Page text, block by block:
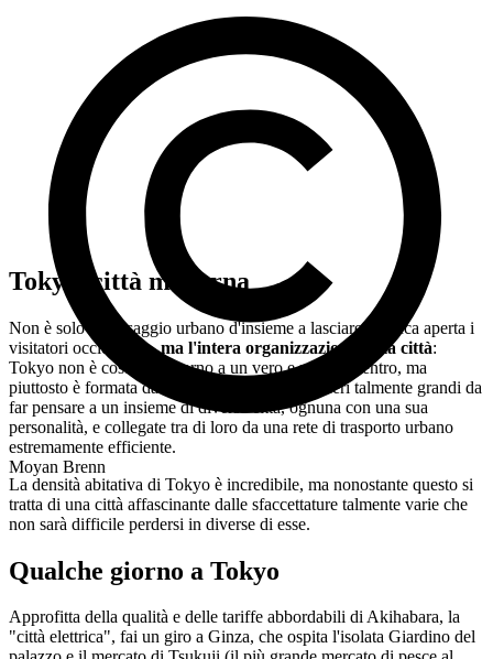
Moyan Brenn
Tokyo, città moderna
Non è solo il paesaggio urbano d'insieme a lasciare a bocca aperta i
visitatori occidentali, ma l'intera organizzazione della città:
Tokyo non è costruita intorno a un vero e proprio centro, ma
piuttosto è formata da una moltitudine di quartieri talmente grandi da
far pensare a un insieme di diverse città, ognuna con una sua
personalità, e collegate tra di loro da una rete di trasporto urbano
estremamente efficiente.
La densità abitativa di Tokyo è incredibile, ma nonostante questo si
tratta di una città affascinante dalle sfaccettature talmente varie che
non sarà difficile perdersi in diverse di esse.
Qualche giorno a Tokyo
Approfitta della qualità e delle tariffe abbordabili di Akihabara, la
"città elettrica", fai un giro a Ginza, che ospita l'isolata Giardino del